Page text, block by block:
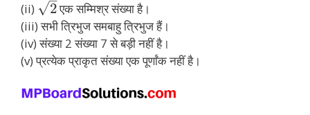
(ii)
2
√ एक सम्मिश्र संख्या है।
(iii) सभी त्रिभुज समबाहु त्रिभुज हैं।
(iv) संख्या 2 संख्या 7 से बड़ी नहीं है।
(v) प्रत्येक प्राकृत संख्या एक पूर्णांक नहीं है।